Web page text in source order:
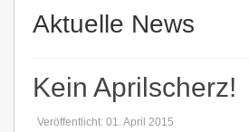
Aktuelle News
Kein Aprilscherz!
Veröffentlicht: 01. April 2015